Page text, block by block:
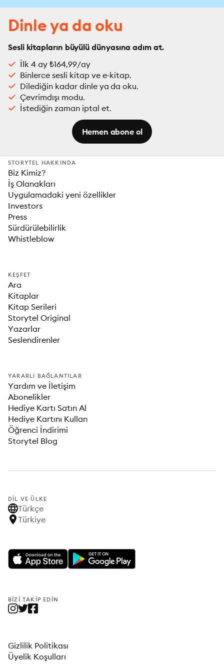
Dinle ya da oku
Sesli kitapların büyülü dünyasına adım at.
İlk 4 ay ₺164,99/ay
Binlerce sesli kitap ve e-kitap.
Dilediğin kadar dinle ya da oku.
Çevrimdışı modu.
İstediğin zaman iptal et.
Hemen abone ol
STORYTEL HAKKINDA
Biz Kimiz?
İş Olanakları
Uygulamadaki yeni özellikler
Investors
Press
Sürdürülebilirlik
Whistleblow
KEŞFET
Ara
Kitaplar
Kitap Serileri
Storytel Original
Yazarlar
Seslendirenler
YARARLI BAĞLANTILAR
Yardım ve İletişim
Abonelikler
Hediye Kartı Satın Al
Hediye Kartını Kullan
Öğrenci İndirimi
Storytel Blog
DIL VE ÜLKE
Türkçe
Türkiye
BIZI TAKIP EDIN
Gizlilik Politikası
Üyelik Koşulları